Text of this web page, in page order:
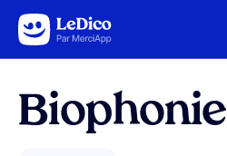
Aller au contenu
Biophonie